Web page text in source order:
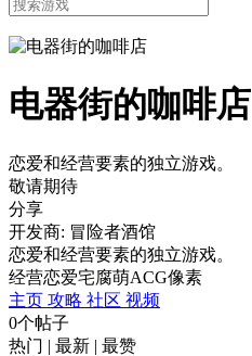
电器街的咖啡店
恋爱和经营要素的独立游戏。
敬请期待
分享
开发商: 冒险者酒馆
恋爱和经营要素的独立游戏。
经营恋爱宅腐萌ACG像素
主页 攻略 社区 视频
0个帖子
热门 | 最新 | 最赞